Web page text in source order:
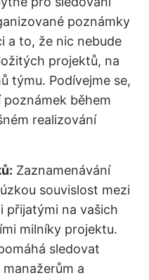
poznámky
a to, že nic nebude
projektů, na
týmu. Podívejme se,
během
realizování
Zaznamenávání
souvislost mezi
přijatými na vašich
milníky projektu.
sledovat
a